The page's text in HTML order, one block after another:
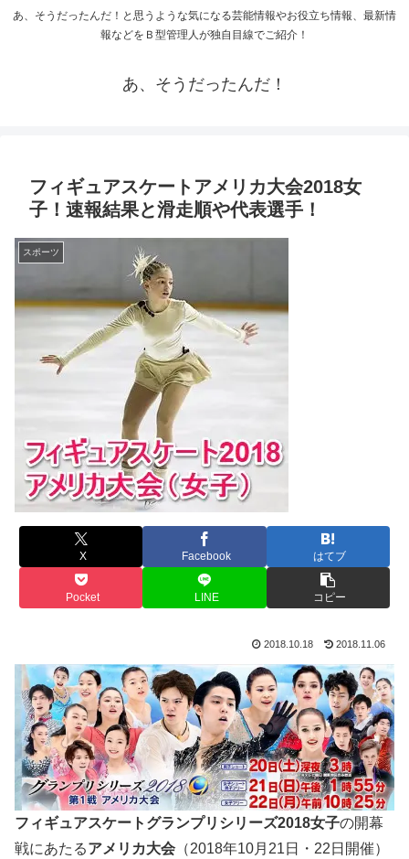
あ、そうだったんだ！と思うような気になる芸能情報やお役立ち情報、最新情
報などをＢ型管理人が独自目線でご紹介！
あ、そうだったんだ！
フィギュアスケートアメリカ大会2018女
子！速報結果と滑走順や代表選手！
スポーツ
X Facebook はてブ
Pocket LINE コピー
2018.10.18 2018.11.06
フィギュアスケートグランプリシリーズ2018女子の開幕
戦にあたるアメリカ大会 （2018年10月21日・22日開催）